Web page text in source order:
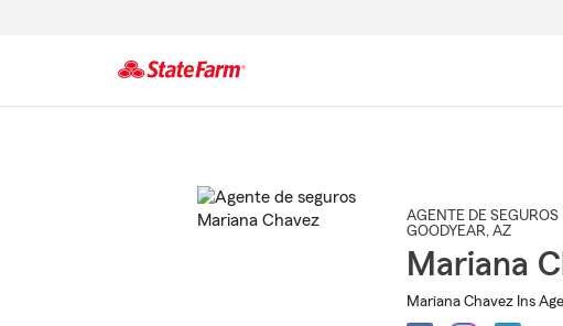
AGENTE DE SEGUROS
GOODYEAR, AZ
Mariana
Mariana Chavez Ins